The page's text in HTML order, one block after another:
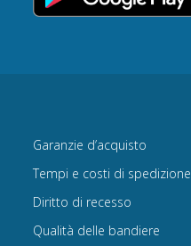
Garanzie d’acquisto
Tempi e costi di spedizione
Diritto di recesso
Qualità delle bandiere